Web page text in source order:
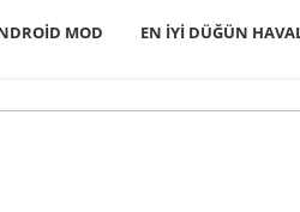
MOD EN İYİ DÜĞÜN